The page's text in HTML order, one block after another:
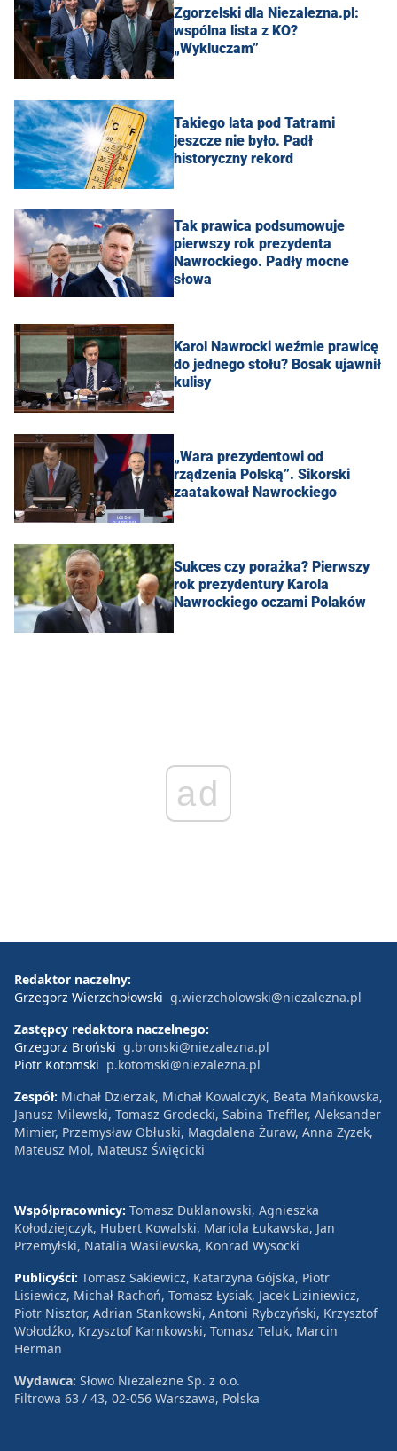
Zgorzelski dla Niezalezna.pl:
wspólna lista z KO?
„Wykluczam”
Takiego lata pod Tatrami
jeszcze nie było. Padł
historyczny rekord
Tak prawica podsumowuje
pierwszy rok prezydenta
Nawrockiego. Padły mocne
słowa
Karol Nawrocki weźmie prawicę
do jednego stołu? Bosak ujawnił
kulisy
„Wara prezydentowi od
rządzenia Polską”. Sikorski
zaatakował Nawrockiego
Sukces czy porażka? Pierwszy
rok prezydentury Karola
Nawrockiego oczami Polaków
ad
Redaktor naczelny:
Grzegorz Wierzchołowski g.wierzcholowski@niezalezna.pl
Zastępcy redaktora naczelnego:
Grzegorz Broński g.bronski@niezalezna.pl
Piotr Kotomski p.kotomski@niezalezna.pl
Zespół: Michał Dzierżak, Michał Kowalczyk, Beata Mańkowska,
Janusz Milewski, Tomasz Grodecki, Sabina Treffler, Aleksander
Mimier, Przemysław Obłuski, Magdalena Żuraw, Anna Zyzek,
Mateusz Mol, Mateusz Święcicki
Współpracownicy: Tomasz Duklanowski, Agnieszka
Kołodziejczyk, Hubert Kowalski, Mariola Łukawska, Jan
Przemyłski, Natalia Wasilewska, Konrad Wysocki
Publicyści: Tomasz Sakiewicz, Katarzyna Gójska, Piotr
Lisiewicz, Michał Rachoń, Tomasz Łysiak, Jacek Liziniewicz,
Piotr Nisztor, Adrian Stankowski, Antoni Rybczyński, Krzysztof
Wołodźko, Krzysztof Karnkowski, Tomasz Teluk, Marcin
Herman
Wydawca: Słowo Niezależne Sp. z o.o.
Filtrowa 63 / 43, 02-056 Warszawa, Polska